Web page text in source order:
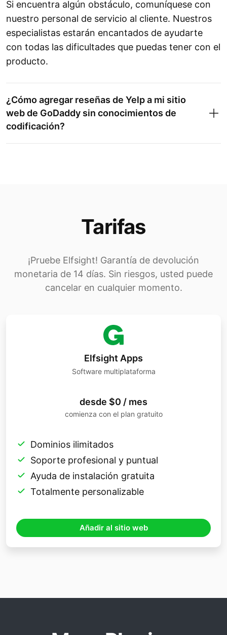
Si encuentra algún obstáculo, comuníquese con
nuestro personal de servicio al cliente. Nuestros
especialistas estarán encantados de ayudarte
con todas las dificultades que puedas tener con el
producto.
¿Cómo agregar reseñas de Yelp a mi sitio
web de GoDaddy sin conocimientos de
codificación?
Tarifas
¡Pruebe Elfsight! Garantía de devolución
monetaria de 14 días. Sin riesgos, usted puede
cancelar en cualquier momento.
Elfsight Apps
Software multiplataforma
desde $0 / mes
comienza con el plan gratuito
Dominios ilimitados
Soporte profesional y puntual
Ayuda de instalación gratuita
Totalmente personalizable
Añadir al sitio web